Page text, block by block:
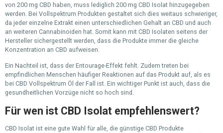
von 200 mg CBD haben, muss lediglich 200 mg CBD Isolat hinzugegeben
werden. Bei Vollspektrum Produkten gestaltet sich dies weitaus schwieriger,
da jeder einzelne Extrakt einen unterschiedlichen Gehalt an CBD und auch
an weiteren Cannabinoiden hat. Somit kann mit CBD Isolaten seitens der
Hersteller sichergestellt werden, dass die Produkte immer die gleiche
Konzentration an CBD aufweisen.
Ein Nachteil ist, dass der Entourage-Effekt fehlt. Zudem treten bei
empfindlichen Menschen häufiger Reaktionen auf das Produkt auf, als es
bei CBD Vollspektrum Öl der Fall ist. Ein wichtiger Punkt ist auch, dass die
gesundheitlichen Vorzüge nicht so hoch sind.
Für wen ist CBD Isolat empfehlenswert?
CBD Isolat ist eine gute Wahl für alle, die günstige CBD Produkte